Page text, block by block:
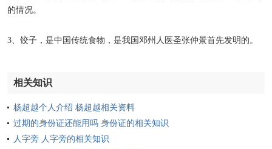
的情况。
3、饺子，是中国传统食物，是我国邓州人医圣张仲景首先发明的。
相关知识
杨超越个人介绍 杨超越相关资料
过期的身份证还能用吗 身份证的相关知识
人字旁 人字旁的相关知识